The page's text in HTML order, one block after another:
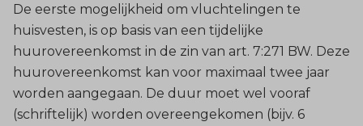
De eerste mogelijkheid om vluchtelingen te
huisvesten, is op basis van een tijdelijke
huurovereenkomst in de zin van art. 7:271 BW. Deze
huurovereenkomst kan voor maximaal twee jaar
worden aangegaan. De duur moet wel vooraf
(schriftelijk) worden overeengekomen (bijv. 6